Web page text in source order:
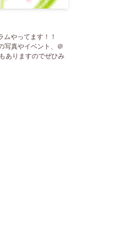
ムやってます！！
写真やイベント、＠
ありますのでぜひみ